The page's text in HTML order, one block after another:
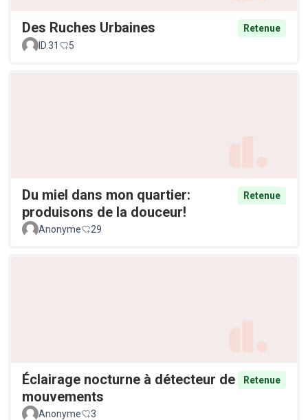
Des Ruches Urbaines
Retenue
ID.31
5
Du miel dans mon quartier:
produisons de la douceur!
Retenue
Anonyme 29
Éclairage nocturne à détecteur de
mouvements
Retenue
Anonyme 3